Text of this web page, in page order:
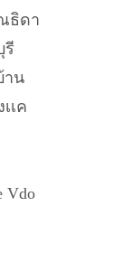
ธิดา
รี
าน
เค
Vdo